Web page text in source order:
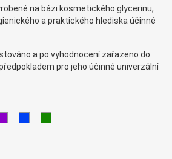
na bázi kosmetického glycerinu,
a praktického hlediska účinné
a po vyhodnocení zařazeno do
pro jeho účinné univerzální